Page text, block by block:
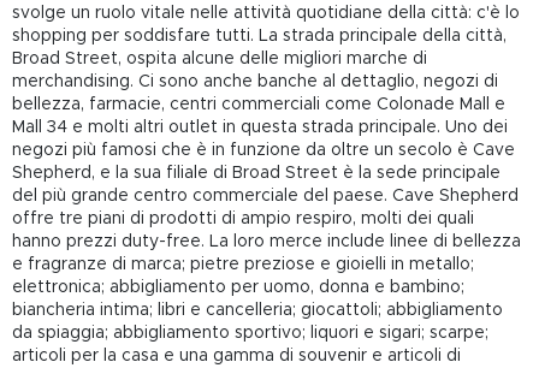
svolge un ruolo vitale nelle attività quotidiane della città: c'è lo
shopping per soddisfare tutti. La strada principale della città,
Broad Street, ospita alcune delle migliori marche di
merchandising. Ci sono anche banche al dettaglio, negozi di
bellezza, farmacie, centri commerciali come Colonade Mall e
Mall 34 e molti altri outlet in questa strada principale. Uno dei
negozi più famosi che è in funzione da oltre un secolo è Cave
Shepherd, e la sua filiale di Broad Street è la sede principale
del più grande centro commerciale del paese. Cave Shepherd
offre tre piani di prodotti di ampio respiro, molti dei quali
hanno prezzi duty-free. La loro merce include linee di bellezza
e fragranze di marca; pietre preziose e gioielli in metallo;
elettronica; abbigliamento per uomo, donna e bambino;
biancheria intima; libri e cancelleria; giocattoli; abbigliamento
da spiaggia; abbigliamento sportivo; liquori e sigari; scarpe;
articoli per la casa e una gamma di souvenir e articoli di